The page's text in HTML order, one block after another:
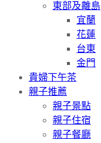
東部及離島
宜蘭
花蓮
台東
金門
貴婦下午茶
親子推薦
親子景點
親子住宿
親子餐廳